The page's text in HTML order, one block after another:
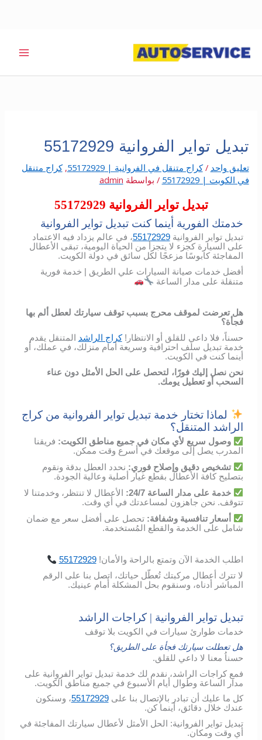
إلى
تبديل تواير الفروانية 55172929
تعليق واحد /كراج متنقل في الفروانية | 55172929 ,كراج متنقل
في الكويت | 55172929
/ بواسطة admin
تبديل تواير الفروانية 55172929
خدمتك الفورية أينما كنت تبديل تواير الفروانية
تبديل تواير الفروانية55172929، في عالم يزداد فيه الاعتماد
على السيارة كجزء لا يتجزأ من الحياة اليومية، تبقى الأعطال
المفاجئة كابوسًا مزعجًا لكل سائق في دولة الكويت.
أفضل خدمات صيانة السيارات علي الطريق | خدمة فورية
متنقلة على مدار الساعة
هل تعرضت لموقف محرج بسبب توقف سيارتك لعطل ألم بها
فجأة؟
حسناً، فلا داعي للقلق أو الانتظار!كراج الراشد المتنقل يقدم
خدمة تبديل سلف احترافية وسريعة أمام منزلك، في عملك، أو
أينما كنت في الكويت.
نحن نصل إليك فورًا، لتحصل على الحل الأمثل دون عناء
السحب أو تعطيل يومك.
لماذا تختار خدمة تبديل تواير الفروانية من كراج
الراشد المتنقل؟
وصول سريع لأي مكان في جميع مناطق الكويت: فريقنا
المدرب يصل إلى موقعك في أسرع وقت ممكن.
تشخيص دقيق وإصلاح فوري: نحدد العطل بدقة ونقوم
بتصليح كافة الأعطال بقطع غيار أصلية وعالية الجودة.
خدمة على مدار الساعة 24/7: الأعطال لا تنتظر، وخدمتنا لا
تتوقف. نحن جاهزون لمساعدتك في أي وقت.
أسعار تنافسية وشفافة: تحصل على أفضل سعر مع ضمان
شامل على الخدمة والقطع المُستخدمة.
اطلب الخدمة الآن وتمتع بالراحة والأمان!
55172929
لا تترك أعطال مركبتك تُعطّل حياتك، اتصل بنا على الرقم
المباشر أدناه، وسنقوم بحل المشكلة أمام عينيك.
تبديل تواير الفروانية | كراجات الراشد
خدمات طوارئ سيارات في الكويت بلا توقف
هل تعطلت سيارتك فجأة على الطريق؟
حسناُ معنا لا داعي للقلق.
فمع كراجات الراشد، نقدم لك خدمة تبديل تواير الفروانية على
مدار الساعة وطوال أيام الأسبوع في جميع مناطق الكويت.
كل ما عليك أن تبادر بالإتصال بنا على55172929، وسنكون
عندك خلال دقائق، أينما كن.
تبديل تواير الفروانية: الحل الأمثل لأعطال سيارتك المفاجئة في
أي وقت ومكان.